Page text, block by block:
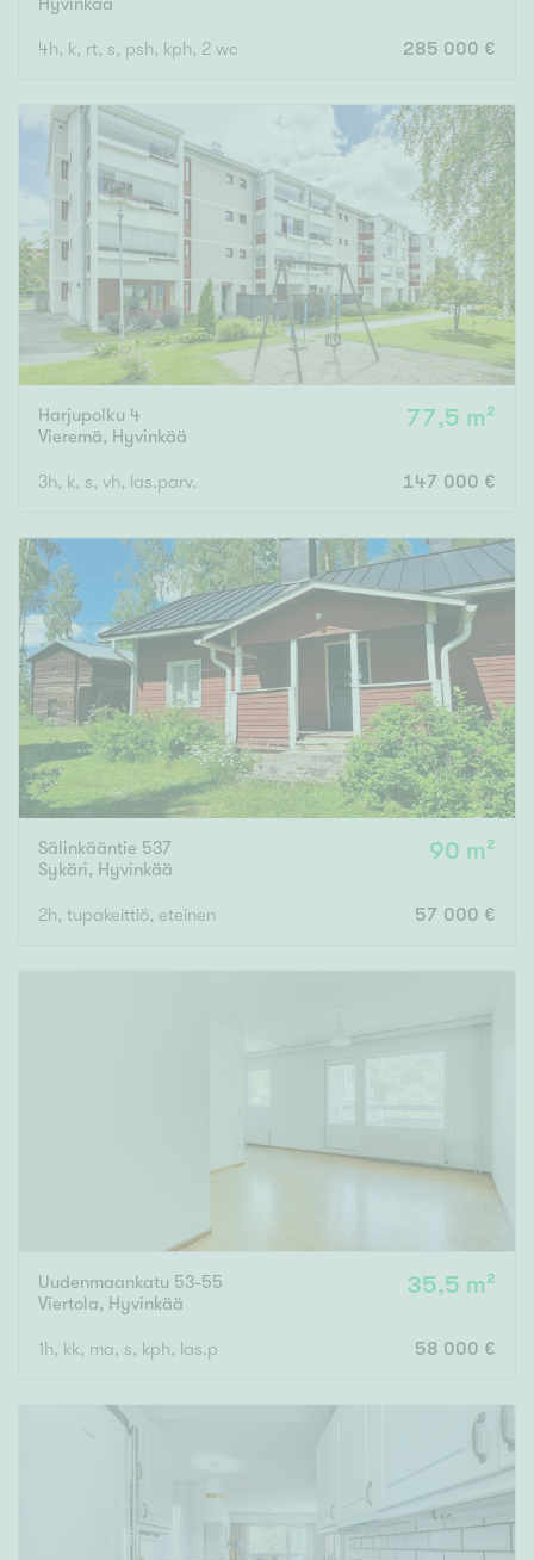
4h, k, rt, s, psh, kph, 2 wc 285 000 €
Harjupolku 4
Vieremä, Hyvinkää
77,5 m²
3h, k, s, vh, las.parv. 147 000 €
Sälinkääntie 537
Sykäri, Hyvinkää
90 m²
2h, tupakeittiö, eteinen 57 000 €
Uudenmaankatu 53-55
Viertola, Hyvinkää
35,5 m²
1h, kk, ma, s, kph, las.p 58 000 €